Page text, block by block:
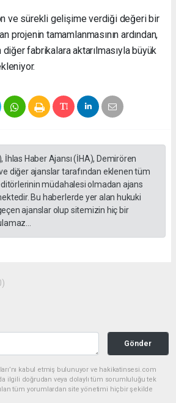
ve sürekli gelişime verdiği değeri bir
projenin tamamlanmasının ardından,
fabrikalara aktarılmasıyla büyük
İhlas Haber Ajansı (İHA), Demirören
diğer ajanslar tarafından eklenen tüm
müdahalesi olmadan ajans
Bu haberlerde yer alan hukuki
ajanslar olup sitemizin hiç bir
Gönder
kabul etmiş bulunuyor ve hakikatinsesi.com
ilgili doğrudan veya dolaylı tüm sorumluluğu tek
tüm yorumlardan site yönetimi hiçbir şekilde